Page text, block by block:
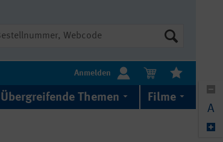
Anmelden
Übergreifende Themen Filme
A